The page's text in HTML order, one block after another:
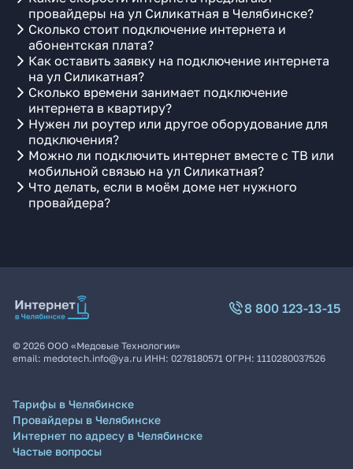
провайдеры на ул Силикатная в Челябинске?
Сколько стоит подключение интернета и
абонентская плата?
Как оставить заявку на подключение интернета
на ул Силикатная?
Сколько времени занимает подключение
интернета в квартиру?
Нужен ли роутер или другое оборудование для
подключения?
Можно ли подключить интернет вместе с ТВ или
мобильной связью на ул Силикатная?
Что делать, если в моём доме нет нужного
провайдера?
8 800 123-13-15
© 2026 ООО «Медовые Технологии»
email: medotech.info@ya.ru ИНН: 0278180571 ОГРН: 1110280037526
Тарифы в Челябинске
Провайдеры в Челябинске
Интернет по адресу в Челябинске
Частые вопросы